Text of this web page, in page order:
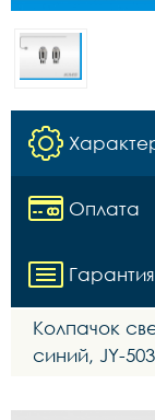
Оплата
Гарантия
Колпачок
синий, JY-